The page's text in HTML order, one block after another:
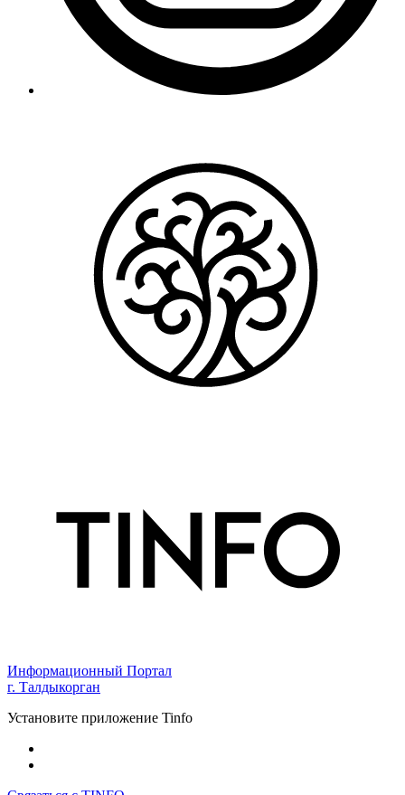
Информационный Портал
г. Талдыкорган
Установите приложение Tinfo